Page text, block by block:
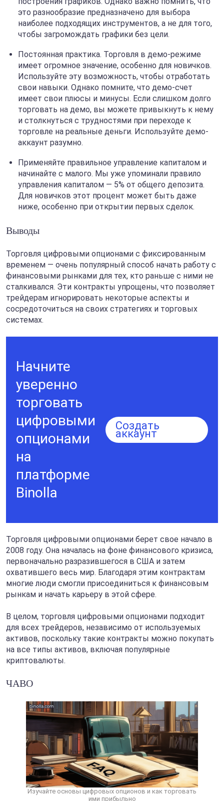
это разнообразие предназначено для выбора
наиболее подходящих инструментов, а не для того,
чтобы загромождать графики без цели.
Постоянная практика. Торговля в демо-режиме
имеет огромное значение, особенно для новичков.
Используйте эту возможность, чтобы отработать
свои навыки. Однако помните, что демо-счет
имеет свои плюсы и минусы. Если слишком долго
торговать на демо, вы можете привыкнуть к нему
и столкнуться с трудностями при переходе к
торговле на реальные деньги. Используйте демо-
аккаунт разумно.
Применяйте правильное управление капиталом и
начинайте с малого. Мы уже упоминали правило
управления капиталом — 5% от общего депозита.
Для новичков этот процент может быть даже
ниже, особенно при открытии первых сделок.
Выводы
Торговля цифровыми опционами с фиксированным
временем — очень популярный способ начать работу с
финансовыми рынками для тех, кто раньше с ними не
сталкивался. Эти контракты упрощены, что позволяет
трейдерам игнорировать некоторые аспекты и
сосредоточиться на своих стратегиях и торговых
системах.
Начните
уверенно
торговать
цифровыми
опционами
на
платформе
Binolla
Создать
аккаунт
Торговля цифровыми опционами берет свое начало в
2008 году. Она началась на фоне финансового кризиса,
первоначально разразившегося в США и затем
охватившего весь мир. Благодаря этим контрактам
многие люди смогли присоединиться к финансовым
рынкам и начать карьеру в этой сфере.
В целом, торговля цифровыми опционами подходит
для всех трейдеров, независимо от используемых
активов, поскольку такие контракты можно покупать
на все типы активов, включая популярные
криптовалюты.
ЧАВО
Изучайте основы цифровых опционов и как торговать
ими прибыльно